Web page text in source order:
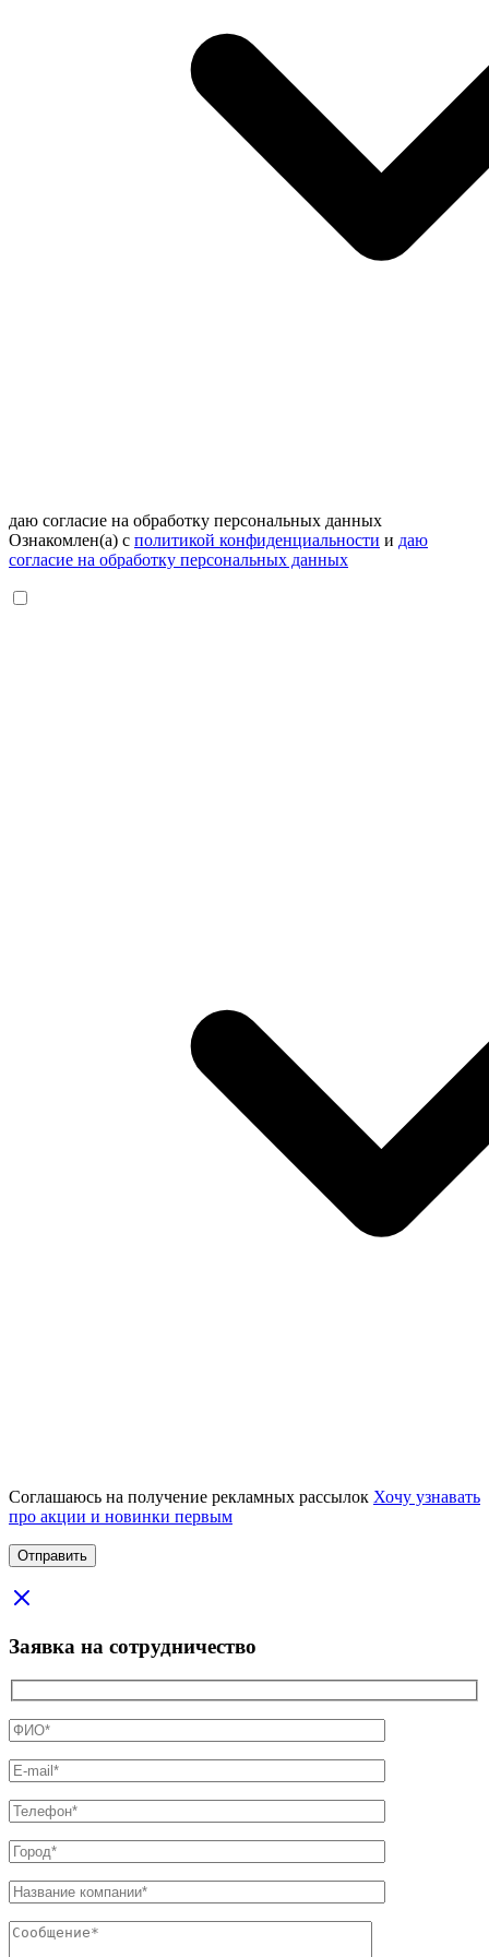
даю согласие на обработку персональных данных
Ознакомлен(а) с политикой конфиденциальности и даю
согласие на обработку персональных данных
Соглашаюсь на получение рекламных рассылок Хочу узнавать
про акции и новинки первым
Заявка на сотрудничество